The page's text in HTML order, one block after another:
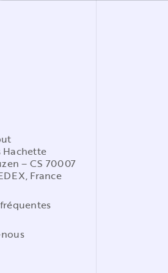
Hachette
– CS 70007
France